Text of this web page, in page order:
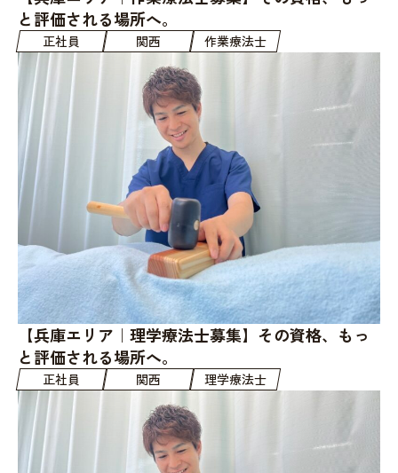
と評価される場所へ。
正社員 関西 作業療法士
【兵庫エリア｜理学療法士募集】その資格、もっ
と評価される場所へ。
正社員 関西 理学療法士